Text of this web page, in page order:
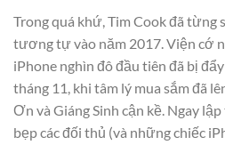
Trong quá khứ, Tim Cook đã từng
tương tự vào năm 2017. Viện cớ
iPhone nghìn đô đầu tiên đã bị
tháng 11, khi tâm lý mua sắm đã
Ơn và Giáng Sinh cận kề. Ngay
bẹp các đối thủ (và những chiếc